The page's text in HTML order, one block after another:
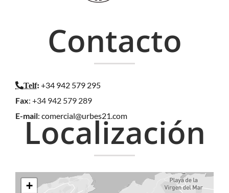
Localización
+
Contacto
Telf: +34 942 579 295
Fax: +34 942 579 289
E-mail: comercial@urbes21.com